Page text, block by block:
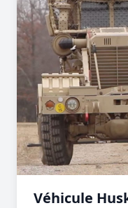
Véhicule